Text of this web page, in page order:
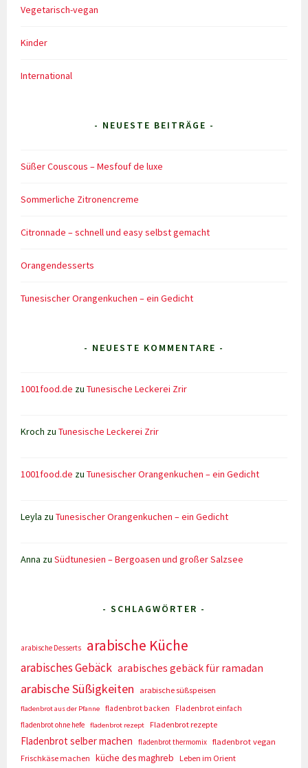
Vegetarisch-vegan
Kinder
International
- NEUESTE BEITRÄGE -
Süßer Couscous – Mesfouf de luxe
Sommerliche Zitronencreme
Citronnade – schnell und easy selbst gemacht
Orangendesserts
Tunesischer Orangenkuchen – ein Gedicht
- NEUESTE KOMMENTARE -
1001food.de zuTunesische Leckerei Zrir
Kroch zuTunesische Leckerei Zrir
1001food.de zuTunesischer Orangenkuchen – ein Gedicht
Leyla zuTunesischer Orangenkuchen – ein Gedicht
Anna zuSüdtunesien – Bergoasen und großer Salzsee
- SCHLAGWÖRTER -
arabische Desserts arabische Küche
arabisches Gebäck arabisches gebäck für ramadan
arabische Süßigkeiten arabische süßspeisen
fladenbrot aus der Pfanne fladenbrot backen
Fladenbrot einfach
fladenbrot ohne hefe
fladenbrot rezept Fladenbrot rezepte
Fladenbrot selber machen fladenbrot thermomix fladenbrot vegan
Frischkäse machen
küche des maghreb
Leben im Orient